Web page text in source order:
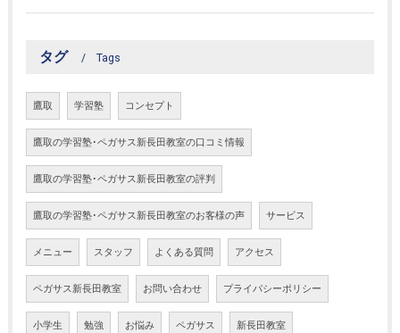
タグ Tags
鷹取 学習塾 コンセプト
鷹取の学習塾･ペガサス新長田教室の口コミ情報
鷹取の学習塾･ペガサス新長田教室の評判
鷹取の学習塾･ペガサス新長田教室のお客様の声 サービス
メニュー スタッフ よくある質問 アクセス
ペガサス新長田教室 お問い合わせ プライバシーポリシー
小学生 勉強 お悩み ペガサス 新長田教室